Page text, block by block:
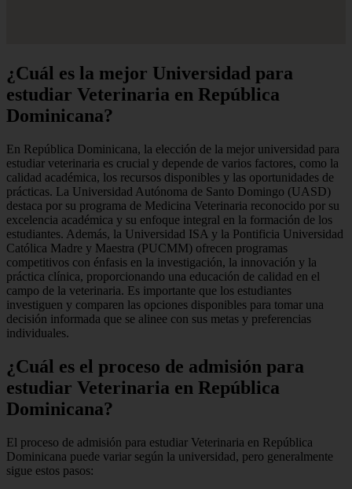
¿Cuál es la mejor Universidad para
estudiar Veterinaria en República
Dominicana?
En República Dominicana, la elección de la mejor universidad para
estudiar veterinaria es crucial y depende de varios factores, como la
calidad académica, los recursos disponibles y las oportunidades de
prácticas. La Universidad Autónoma de Santo Domingo (UASD)
destaca por su programa de Medicina Veterinaria reconocido por su
excelencia académica y su enfoque integral en la formación de los
estudiantes. Además, la Universidad ISA y la Pontificia Universidad
Católica Madre y Maestra (PUCMM) ofrecen programas
competitivos con énfasis en la investigación, la innovación y la
práctica clínica, proporcionando una educación de calidad en el
campo de la veterinaria. Es importante que los estudiantes
investiguen y comparen las opciones disponibles para tomar una
decisión informada que se alinee con sus metas y preferencias
individuales.
¿Cuál es el proceso de admisión para
estudiar Veterinaria en República
Dominicana?
El proceso de admisión para estudiar Veterinaria en República
Dominicana puede variar según la universidad, pero generalmente
sigue estos pasos: